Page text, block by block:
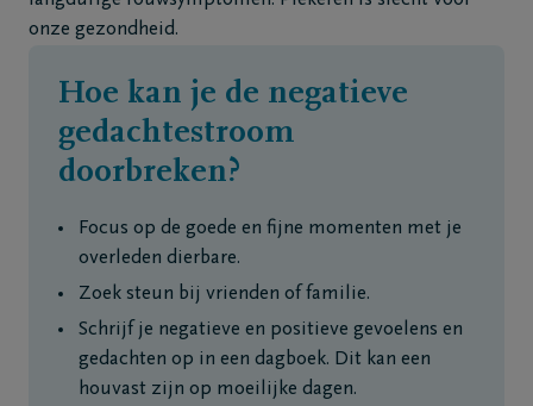
onze gezondheid.
Hoe kan je de negatieve
gedachtestroom
doorbreken?
Focus op de goede en fijne momenten met je
overleden dierbare.
Zoek steun bij vrienden of familie.
Schrijf je negatieve en positieve gevoelens en
gedachten op in een dagboek. Dit kan een
houvast zijn op moeilijke dagen.